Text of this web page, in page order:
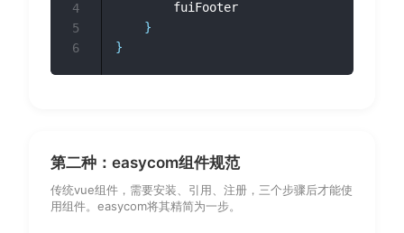
}
}
4
5
6
第二种：easycom组件规范
传统vue组件，需要安装、引用、注册，三个步骤后才能使
用组件。easycom将其精简为一步。